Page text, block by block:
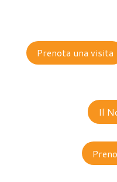
Prenota una visita
Il